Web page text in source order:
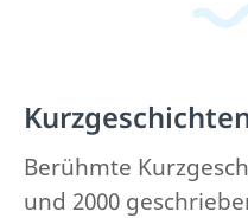
Berühmte
und 2000